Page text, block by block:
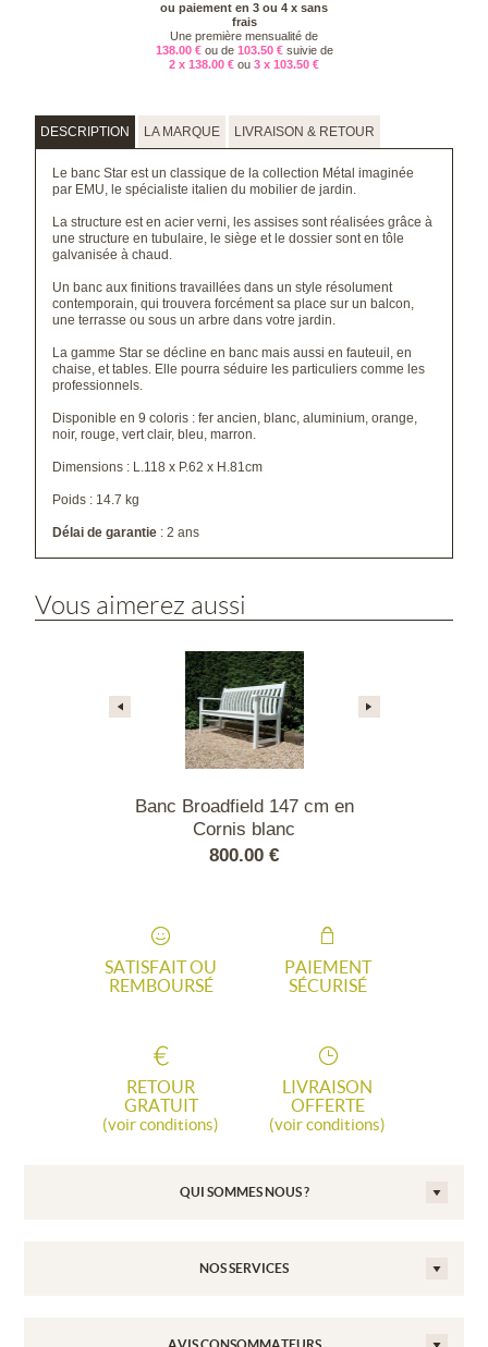
ou paiement en 3 ou 4 x sans
frais
Une première mensualité de
138.00 € ou de 103.50 € suivie de
2 x 138.00 € ou 3 x 103.50 €
DESCRIPTION LA MARQUE LIVRAISON & RETOUR
Le banc Star est un classique de la collection Métal imaginée
par EMU, le spécialiste italien du mobilier de jardin.
La structure est en acier verni, les assises sont réalisées grâce à
une structure en tubulaire, le siège et le dossier sont en tôle
galvanisée à chaud.
Un banc aux finitions travaillées dans un style résolument
contemporain, qui trouvera forcément sa place sur un balcon,
une terrasse ou sous un arbre dans votre jardin.
La gamme Star se décline en banc mais aussi en fauteuil, en
chaise, et tables. Elle pourra séduire les particuliers comme les
professionnels.
Disponible en 9 coloris : fer ancien, blanc, aluminium, orange,
noir, rouge, vert clair, bleu, marron.
Dimensions : L.118 x P.62 x H.81cm
Poids : 14.7 kg
Délai de garantie : 2 ans
Vous aimerez aussi
Banc Broadfield 147 cm en
Cornis blanc
800.00 €
SATISFAIT OU
REMBOURSÉ
PAIEMENT
SÉCURISÉ
RETOUR
GRATUIT
(voir conditions)
LIVRAISON
OFFERTE
(voir conditions)
QUI SOMMES NOUS ?
NOS SERVICES